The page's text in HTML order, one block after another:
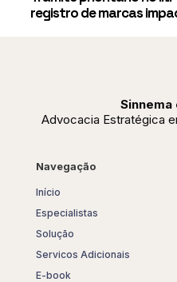
registro de marcas
Sinnema
Advocacia Estratégica
Navegação
Início
Especialistas
Solução
Servicos Adicionais
E-book